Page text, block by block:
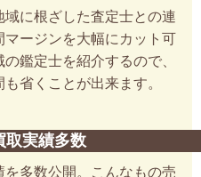
に根ざした査定士との連
ージンを大幅にカット可
鑑定士を紹介するので、
省くことが出来ます。
取実績多数
多数公開。こんなもの売